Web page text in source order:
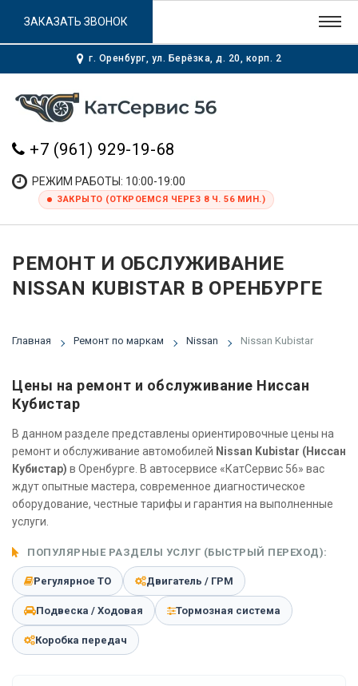
г. Оренбург, ул. Берёзка, д. 20, корп. 2
+7 (961) 929-19-68
РЕЖИМ РАБОТЫ: 10:00-19:00
ЗАКРЫТО (ОТКРОЕМСЯ ЧЕРЕЗ 8 Ч. 56 МИН.)
ЗАКАЗАТЬ ЗВОНОК
РЕМОНТ И ОБСЛУЖИВАНИЕ
NISSAN KUBISTAR В ОРЕНБУРГЕ
Главная Ремонт по маркам Nissan Nissan Kubistar
Цены на ремонт и обслуживание Ниссан
Кубистар
В данном разделе представлены ориентировочные цены на
ремонт и обслуживание автомобилей Nissan Kubistar (Ниссан
Кубистар) в Оренбурге. В автосервисе «КатСервис 56» вас
ждут опытные мастера, современное диагностическое
оборудование, честные тарифы и гарантия на выполненные
услуги.
ПОПУЛЯРНЫЕ РАЗДЕЛЫ УСЛУГ (БЫСТРЫЙ ПЕРЕХОД):
Регулярное ТО Двигатель / ГРМ
Подвеска / Ходовая Тормозная система
Коробка передач